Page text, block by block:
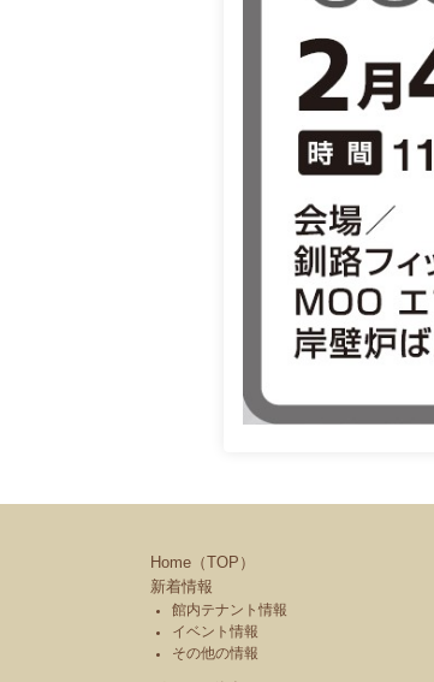
Home（TOP）
新着情報
館内テナント情報
イベント情報
その他の情報